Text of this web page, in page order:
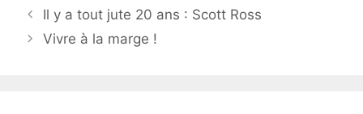
Il y a tout jute 20 ans : Scott Ross
Vivre à la marge !